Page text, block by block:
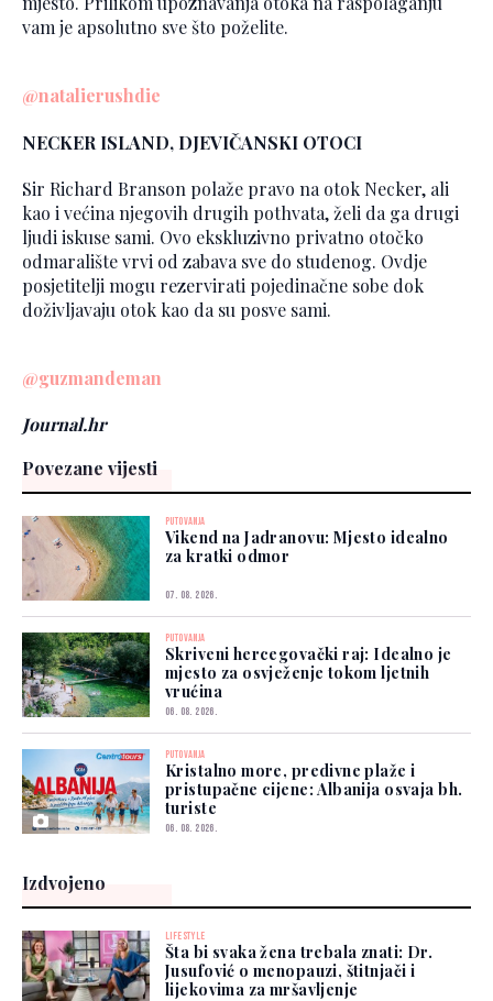
vam je apsolutno sve što poželite.
@natalierushdie
NECKER ISLAND, DJEVIČANSKI OTOCI
Sir Richard Branson polaže pravo na otok Necker, ali
kao i većina njegovih drugih pothvata, želi da ga drugi
ljudi iskuse sami. Ovo ekskluzivno privatno otočko
odmaralište vrvi od zabava sve do studenog. Ovdje
posjetitelji mogu rezervirati pojedinačne sobe dok
doživljavaju otok kao da su posve sami.
@guzmandeman
Journal.hr
Povezane vijesti
PUTOVANJA
Vikend na Jadranovu: Mjesto idealno
za kratki odmor
07. 08. 2026.
PUTOVANJA
Skriveni hercegovački raj: Idealno je
mjesto za osvježenje tokom ljetnih
vrućina
06. 08. 2026.
PUTOVANJA
Kristalno more, predivne plaže i
pristupačne cijene: Albanija osvaja bh.
turiste
06. 08. 2026.
Izdvojeno
LIFESTYLE
Šta bi svaka žena trebala znati: Dr.
Jusufović o menopauzi, štitnjači i
lijekovima za mršavljenje